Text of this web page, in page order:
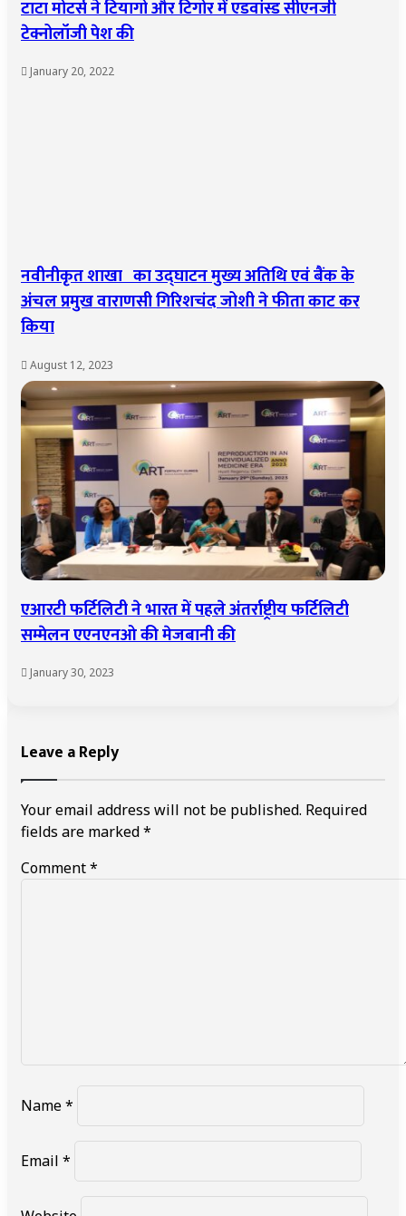
टाटा मोटर्स ने टियागो और टिगोर में एडवांस्ड सीएनजी
टेक्नोलॉजी पेश की
January 20, 2022
नवीनीकृत शाखा का उद्घाटन मुख्य अतिथि एवं बैंक के
अंचल प्रमुख वाराणसी गिरिशचंद जोशी ने फीता काट कर
किया
August 12, 2023
एआरटी फर्टिलिटी ने भारत में पहले अंतर्राष्ट्रीय फर्टिलिटी
सम्मेलन एएनएनओ की मेजबानी की
January 30, 2023
Leave a Reply
Your email address will not be published. Required
fields are marked*
Comment*
Name*
Email *